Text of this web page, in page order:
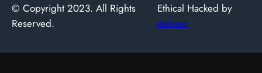
© Copyright 2023. All Rights
Reserved.
Ethical Hacked by
debsec